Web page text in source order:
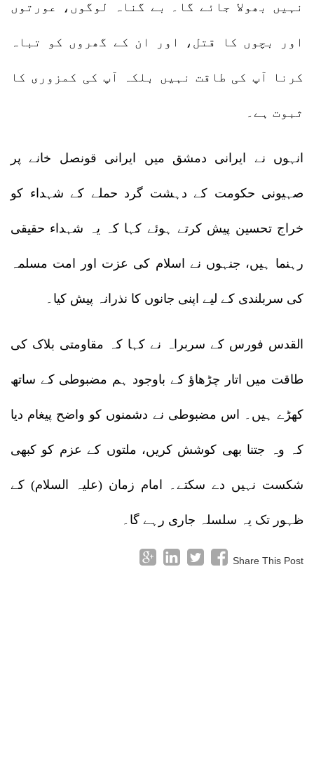
نہیں بھولا جائے گا۔ بے گناہ لوگوں، عورتوں
اور بچوں کا قتل، اور ان کے گھروں کو تباہ
کرنا آپ کی طاقت نہیں بلکہ آپ کی کمزوری کا
ثبوت ہے۔
انہوں نے ایرانی دمشق میں ایرانی قونصل خانے پر
صہیونی حکومت کے دہشت گرد حملے کے شہداء کو
خراج تحسین پیش کرتے ہوئے کہا کہ یہ شہداء حقیقی
رہنما ہیں، جنہوں نے اسلام کی عزت اور امت مسلمہ
کی سربلندی کے لیے اپنی جانوں کا نذرانہ پیش کیا۔
القدس فورس کے سربراہ نے کہا کہ مقاومتی بلاک کی
طاقت میں اتار چڑھاؤ کے باوجود ہم مضبوطی کے ساتھ
کھڑے ہیں۔ اس مضبوطی نے دشمنوں کو واضح پیغام دیا
کہ وہ جتنا بھی کوشش کریں، ملتوں کے عزم کو کبھی
شکست نہیں دے سکتے۔ امام زمان (علیہ السلام) کے
ظہور تک یہ سلسلہ جاری رہے گا۔
Share This Post